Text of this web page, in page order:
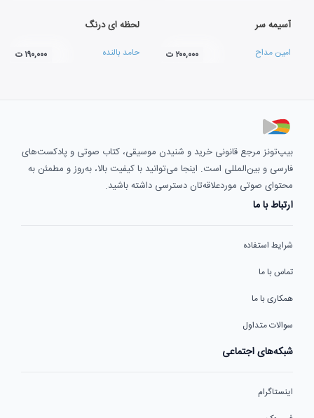
آسیمه سر
امین مداح ۲۰۰,۰۰۰ ت
لحظه ای درنگ
حامد بالنده ۱۹۰,۰۰۰ ت
بیپ‌تونز مرجع قانونی خرید و شنیدن موسیقی، کتاب صوتی و پادکست‌های
فارسی و بین‌المللی است. اینجا می‌توانید با کیفیت بالا، به‌روز و مطمئن به
محتوای صوتی موردعلاقه‌تان دسترسی داشته باشید.
ارتباط با ما
شرایط استفاده
تماس با ما
همکاری با ما
سوالات متداول
شبکه‌های اجتماعی
اینستاگرام